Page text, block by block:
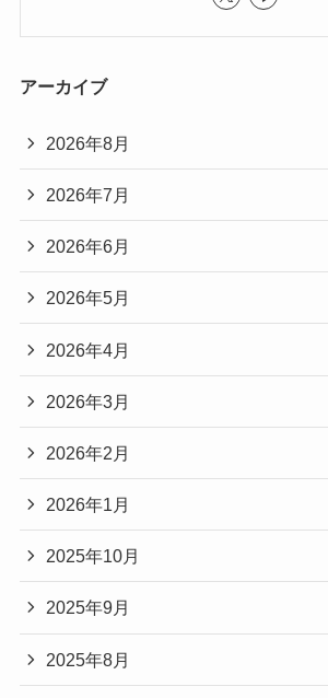
アーカイブ
2026年8月
2026年7月
2026年6月
2026年5月
2026年4月
2026年3月
2026年2月
2026年1月
2025年10月
2025年9月
2025年8月